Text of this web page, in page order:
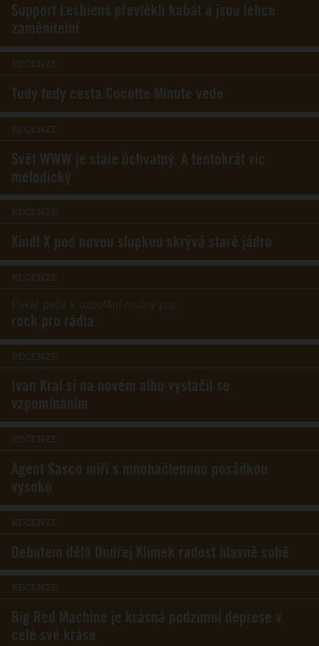
Support Lesbiens převlékli kabát a jsou lehce
zaměnitelní
RECENZE
Tudy tedy cesta Cocotte Minute vede
RECENZE
Svět WWW je stále úchvatný. A tentokrát víc
melodický
RECENZE
Xindl X pod novou slupkou skrývá staré jádro
RECENZE
Pekař peče k uzoufání nudný pop
rock pro rádia
RECENZE
Ivan Kral si na novém albu vystačil se
vzpomínáním
RECENZE
Agent Sasco míří s mnohačlennou posádkou
vysoko
RECENZE
Debutem dělá Ondřej Klímek radost hlavně sobě
RECENZE
Big Red Machine je krásná podzimní deprese v
celé své kráse